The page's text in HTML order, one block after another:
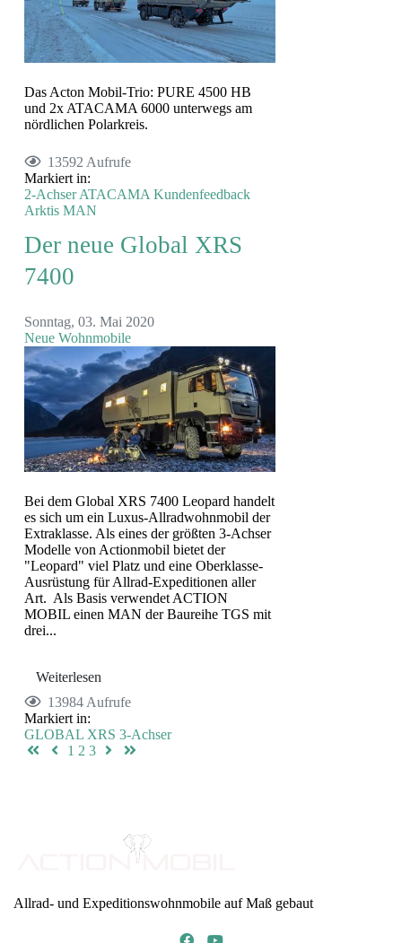
Das Acton Mobil-Trio: PURE 4500 HB
und 2x ATACAMA 6000 unterwegs am
nördlichen Polarkreis.
13592 Aufrufe
Markiert in:
2-Achser ATACAMA Kundenfeedback
Arktis MAN
Der neue Global XRS
7400
Sonntag, 03. Mai 2020
Neue Wohnmobile
Bei dem Global XRS 7400 Leopard handelt
es sich um ein Luxus-Allradwohnmobil der
Extraklasse. Als eines der größten 3-Achser
Modelle von Actionmobil bietet der
"Leopard" viel Platz und eine Oberklasse-
Ausrüstung für Allrad-Expeditionen aller
Art. Als Basis verwendet ACTION
MOBIL einen MAN der Baureihe TGS mit
drei...
Weiterlesen
13984 Aufrufe
Markiert in:
GLOBAL XRS 3-Achser
First Page
Previous Page
1 2 3 Next Page
Allrad- und Expeditionswohnmobile auf Maß gebaut